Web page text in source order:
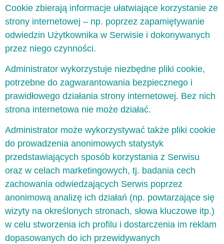
Cookie zbierają informacje ułatwiające korzystanie ze
strony internetowej – np. poprzez zapamiętywanie
odwiedzin Użytkownika w Serwisie i dokonywanych
przez niego czynności.
Administrator wykorzystuje niezbędne pliki cookie,
potrzebne do zagwarantowania bezpiecznego i
prawidłowego działania strony internetowej. Bez nich
strona internetowa nie może działać.
Administrator może wykorzystywać także pliki cookie
do prowadzenia anonimowych statystyk
przedstawiających sposób korzystania z Serwisu
oraz w celach marketingowych, tj. badania cech
zachowania odwiedzających Serwis poprzez
anonimową analizę ich działań (np. powtarzające się
wizyty na określonych stronach, słowa kluczowe itp.)
w celu stworzenia ich profilu i dostarczenia im reklam
dopasowanych do ich przewidywanych